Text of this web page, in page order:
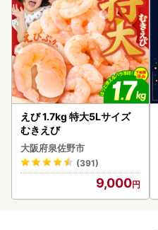
えび 1.7kg 特大5Lサイズ
むきえび
大阪府泉佐野市
(391)
9,000